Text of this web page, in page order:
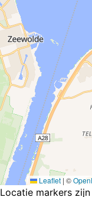
Leaflet | ©
Locatie markers